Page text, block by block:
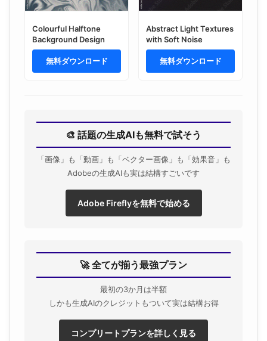
Colourful Halftone
Background Design
無料ダウンロード
Abstract Light Textures
with Soft Noise
無料ダウンロード
🎨 話題の生成AIも無料で試そう
「画像」も「動画」も「ベクター画像」も「効果音」も
Adobeの生成AIも実は結構すごいです
Adobe Fireflyを無料で始める
🚀 全てが揃う最強プラン
最初の3か月は半額
しかも生成AIのクレジットもついて実は結構お得
コンプリートプランを詳しく見る